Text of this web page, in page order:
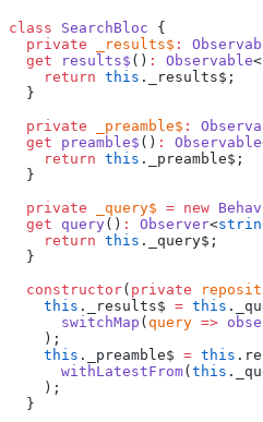
class SearchBloc {
  private
_results$ :
  get
results$ () : Observable<
    return
this ._results$;
  }
  private
_preamble$ :
  get
preamble$ () : Observable
    return
this ._preamble$;
  }
  private
_query$ = new
  get
query() : Observer<
    return
this ._query$;
  }
  constructor
( private
    this
._results$ = this
      switchMap
( query =>
    );
    this
._preamble$ = this
      withLatestFrom
( this
    );
  }